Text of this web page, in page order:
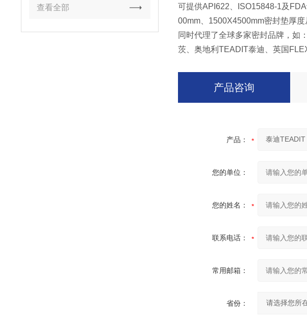
查看全部
可提供API622 ISO15848-1及 FDA
00mm
1500X4500mm密封垫厚度
同时代理了全球多家密封品牌，如
茨、奥地利TEADIT泰迪、英国
产品咨询
产品：
您的单位：
您的姓名：
联系电话：
常用邮箱：
省份：